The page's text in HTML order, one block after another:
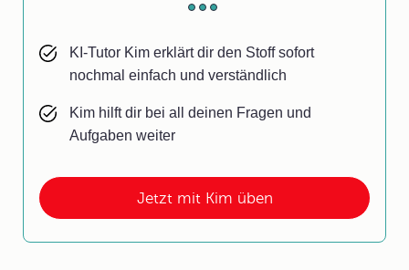
Jetzt mit Kim üben
KI-Tutor Kim erklärt dir den Stoff sofort
nochmal einfach und verständlich
Kim hilft dir bei all deinen Fragen und
Aufgaben weiter